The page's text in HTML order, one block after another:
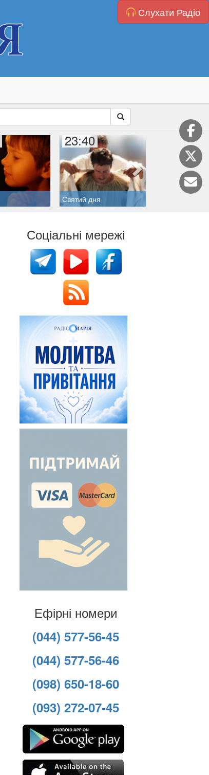
Слухати Радіо
23:40
Святий дня
23:50
Літургія годин
Соціальні мережі
Ефірні номери
(044) 577-56-45
(044) 577-56-46
(098) 650-18-60
(093) 272-07-45